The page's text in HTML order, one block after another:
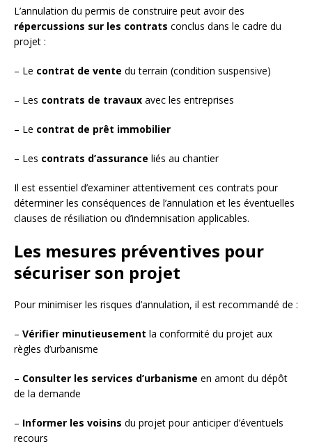
L’annulation du permis de construire peut avoir des
répercussions sur les contrats conclus dans le cadre du
projet :
– Le contrat de vente du terrain (condition suspensive)
– Les contrats de travaux avec les entreprises
– Le contrat de prêt immobilier
– Les contrats d’assurance liés au chantier
Il est essentiel d’examiner attentivement ces contrats pour
déterminer les conséquences de l’annulation et les éventuelles
clauses de résiliation ou d’indemnisation applicables.
Les mesures préventives pour
sécuriser son projet
Pour minimiser les risques d’annulation, il est recommandé de :
– Vérifier minutieusement la conformité du projet aux
règles d’urbanisme
– Consulter les services d’urbanisme en amont du dépôt
de la demande
– Informer les voisins du projet pour anticiper d’éventuels
recours